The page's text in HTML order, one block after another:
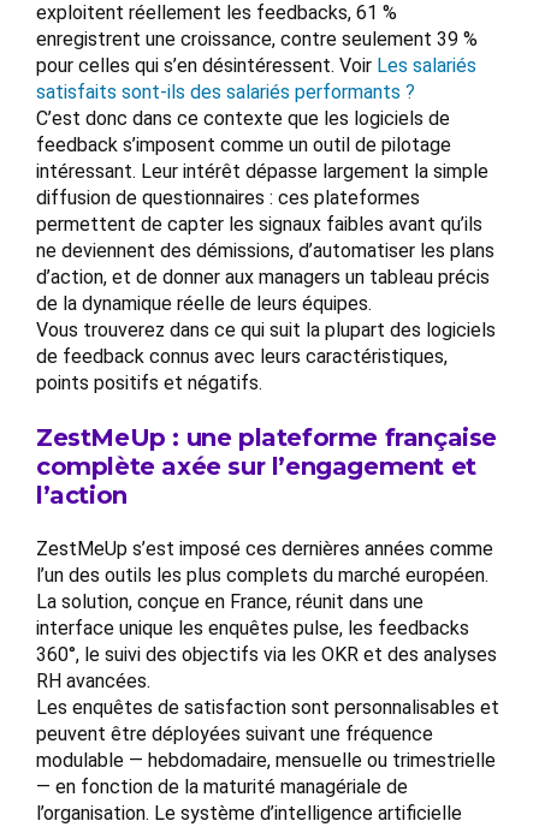
exploitent réellement les feedbacks, 61 %
enregistrent une croissance, contre seulement 39 %
pour celles qui s’en désintéressent. Voir Les salariés
satisfaits sont-ils des salariés performants ?
C’est donc dans ce contexte que les logiciels de
feedback s’imposent comme un outil de pilotage
intéressant. Leur intérêt dépasse largement la simple
diffusion de questionnaires : ces plateformes
permettent de capter les signaux faibles avant qu’ils
ne deviennent des démissions, d’automatiser les plans
d’action, et de donner aux managers un tableau précis
de la dynamique réelle de leurs équipes.
Vous trouverez dans ce qui suit la plupart des logiciels
de feedback connus avec leurs caractéristiques,
points positifs et négatifs.
ZestMeUp : une plateforme française
complète axée sur l’engagement et
l’action
ZestMeUp s’est imposé ces dernières années comme
l’un des outils les plus complets du marché européen.
La solution, conçue en France, réunit dans une
interface unique les enquêtes pulse, les feedbacks
360°, le suivi des objectifs via les OKR et des analyses
RH avancées.
Les enquêtes de satisfaction sont personnalisables et
peuvent être déployées suivant une fréquence
modulable — hebdomadaire, mensuelle ou trimestrielle
— en fonction de la maturité managériale de
l’organisation. Le système d’intelligence artificielle